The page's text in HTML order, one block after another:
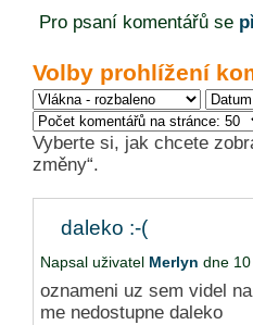
Pro psaní komentářů se
Volby prohlížení
Vyberte si, jak chcete
změny“.
daleko :-(
Napsal uživatel Merlyn dne
oznameni uz sem videl
me nedostupne daleko